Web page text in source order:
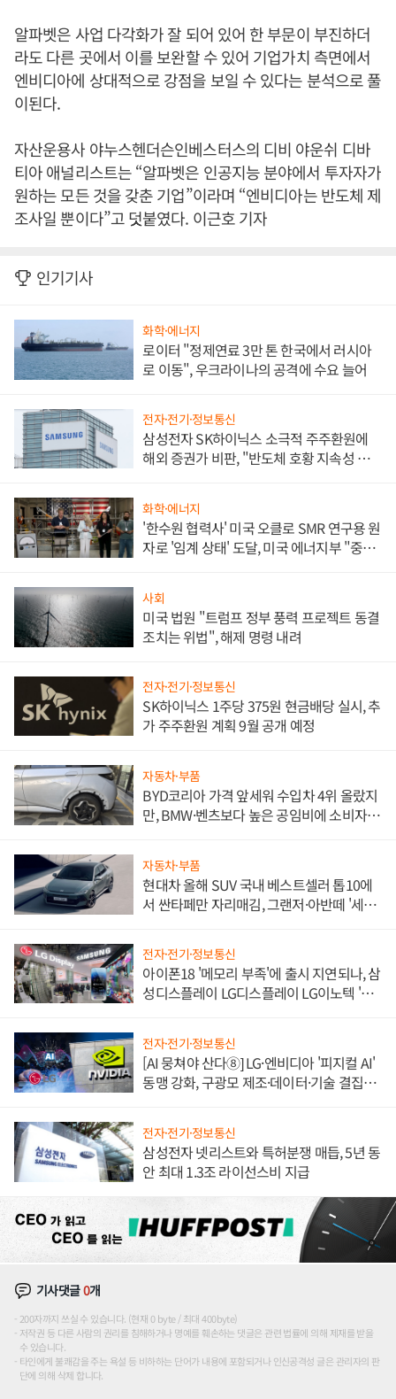
알파벳은 사업 다각화가 잘 되어 있어 한 부문이 부진하더
라도 다른 곳에서 이를 보완할 수 있어 기업가치 측면에서
엔비디아에 상대적으로 강점을 보일 수 있다는 분석으로 풀
이된다.
자산운용사 야누스헨더슨인베스터스의 디비 야운쉬 디바
티아 애널리스트는 “알파벳은 인공지능 분야에서 투자자가
원하는 모든 것을 갖춘 기업”이라며 “엔비디아는 반도체 제
조사일 뿐이다”고 덧붙였다. 이근호 기자
인기기사
화학·에너지
로이터 "정제연료 3만 톤 한국에서 러시아
로 이동", 우크라이나의 공격에 수요 늘어
전자·전기·정보통신
삼성전자 SK하이닉스 소극적 주주환원에
해외 증권가 비판, "반도체 호황 지속성 의
화학·에너지
'한수원 협력사' 미국 오클로 SMR 연구용 원
자로 '임계 상태' 도달, 미국 에너지부 "중요
사회
미국 법원 "트럼프 정부 풍력 프로젝트 동결
조치는 위법", 해제 명령 내려
전자·전기·정보통신
SK하이닉스 1주당 375원 현금배당 실시, 추
가 주주환원 계획 9월 공개 예정
자동차·부품
BYD코리아 가격 앞세워 수입차 4위 올랐지
만, BMW·벤츠보다 높은 공임비에 소비자
자동차·부품
현대차 올해 SUV 국내 베스트셀러 톱10에
서 싼타페만 자리매김, 그랜저·아반떼 '세단
전자·전기·정보통신
아이폰18 '메모리 부족'에 출시 지연되나, 삼
성디스플레이 LG디스플레이 LG이노텍 '탈
전자·전기·정보통신
[AI 뭉쳐야 산다⑧] LG·엔비디아 '피지컬 AI'
동맹 강화, 구광모 제조·데이터·기술 결집
전자·전기·정보통신
삼성전자 넷리스트와 특허분쟁 매듭, 5년 동
안 최대 1.3조 라이선스비 지급
기사댓글0개
200자까지 쓰실 수 있습니다. (현재 0 byte / 최대 400byte)
저작권 등 다른 사람의 권리를 침해하거나 명예를 훼손하는 댓글은 관련 법률에 의해 제재를 받을
수 있습니다.
타인에게 불쾌감을 주는 욕설 등 비하하는 단어가 내용에 포함되거나 인신공격성 글은 관리자의 판
단에 의해 삭제 합니다.